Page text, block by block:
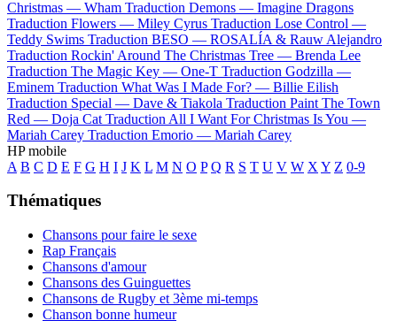
Christmas — Wham Traduction Demons — Imagine Dragons
Traduction Flowers — Miley Cyrus Traduction Lose Control —
Teddy Swims Traduction BESO — ROSALÍA & Rauw Alejandro
Traduction Rockin' Around The Christmas Tree — Brenda Lee
Traduction The Magic Key — One-T Traduction Godzilla —
Eminem Traduction What Was I Made For? — Billie Eilish
Traduction Special — Dave & Tiakola Traduction Paint The Town
Red — Doja Cat Traduction All I Want For Christmas Is You —
Mariah Carey Traduction Emorio — Mariah Carey
HP mobile
A B C D E F G H I J K L M N O P Q R S T U V W X Y Z 0-9
Thématiques
Chansons pour faire le sexe
Rap Français
Chansons d'amour
Chansons des Guinguettes
Chansons de Rugby et 3ème mi-temps
Chanson bonne humeur